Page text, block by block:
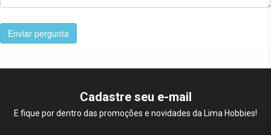
Enviar pergunta
Cadastre seu e-mail
E fique por dentro das promoções e novidades da Lima Hobbies!